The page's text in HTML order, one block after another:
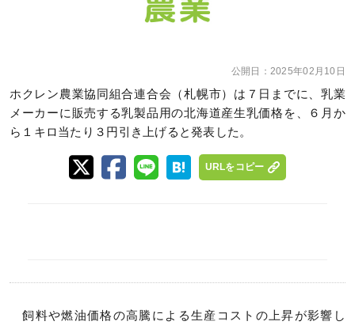
公開日： 2025年02月10日
ホクレン農業協同組合連合会（札幌市）は７日までに、乳業
メーカーに販売する乳製品用の北海道産生乳価格を、６月か
ら１キロ当たり３円引き上げると発表した。
URLをコピー
飼料や燃油価格の高騰による生産コストの上昇が影響し